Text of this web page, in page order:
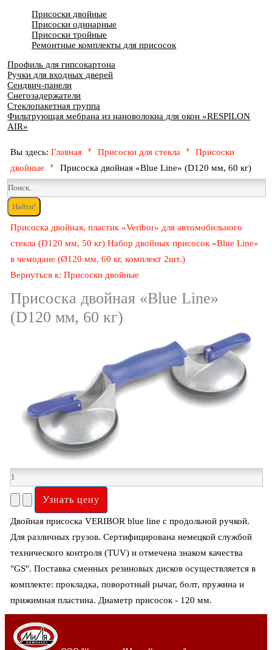
Присоски двойные
Присоски одинарные
Присоски тройные
Ремонтные комплекты для присосок
Профиль для гипсокартона
Ручки для входных дверей
Сендвич-панели
Снегозадержатели
Стеклопакетная группа
Фильтрующая мебрана из нановолокна для окон «RESPILON
AIR»
Вы здесь:Главная Присоски для стекла
Присоски
двойные
Присоска двойная «Blue Line» (D120 мм, 60 кг)
Присоска двойная, пластик «Veribor» для автомобильного
стекла (D120 мм, 50 кг)Набор двойных присосок «Blue Line»
в чемодане (Ø120 мм, 60 кг, комплект 2шт.)
Вернуться к: Присоски двойные
Присоска двойная «Blue Line»
(D120 мм, 60 кг)
Двойная присоска VERIBOR blue line с продольной ручкой.
Для различных грузов. Сертифицирована немецкой службой
технического контроля (TUV) и отмечена знаком качества
"GS". Поставка сменных резиновых дисков осуществляется в
комплекте: прокладка, поворотный рычаг, болт, пружина и
прижимная пластина. Диаметр присосок - 120 мм.